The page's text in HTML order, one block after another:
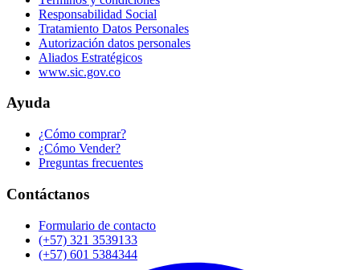
Responsabilidad Social
Tratamiento Datos Personales
Autorización datos personales
Aliados Estratégicos
www.sic.gov.co
Ayuda
¿Cómo comprar?
¿Cómo Vender?
Preguntas frecuentes
Contáctanos
Formulario de contacto
(+57) 321 3539133
(+57) 601 5384344